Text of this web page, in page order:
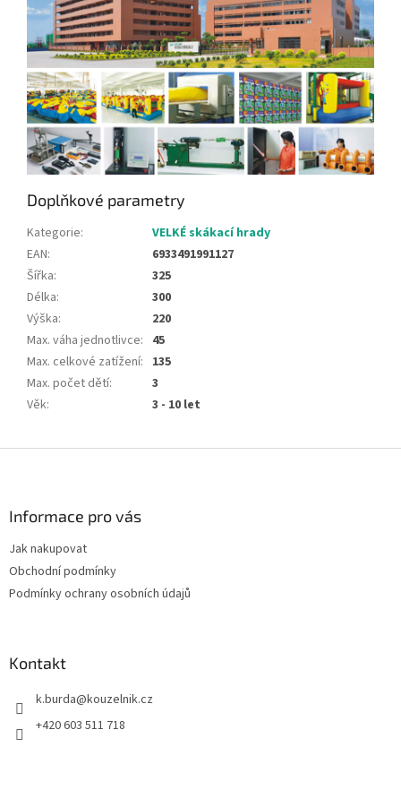
Doplňkové parametry
Kategorie:
VELKÉ skákací hrady
EAN:
6933491991127
Šířka:
325
Délka:
300
Výška:
220
Max. váha jednotlivce: 45
Max. celkové zatížení: 135
Max. počet dětí:
3
Věk: 3 - 10 let
Informace pro vás
Jak nakupovat
Obchodní podmínky
Podmínky ochrany osobních údajů
Kontakt
k.burda@kouzelnik.cz
+420 603 511 718